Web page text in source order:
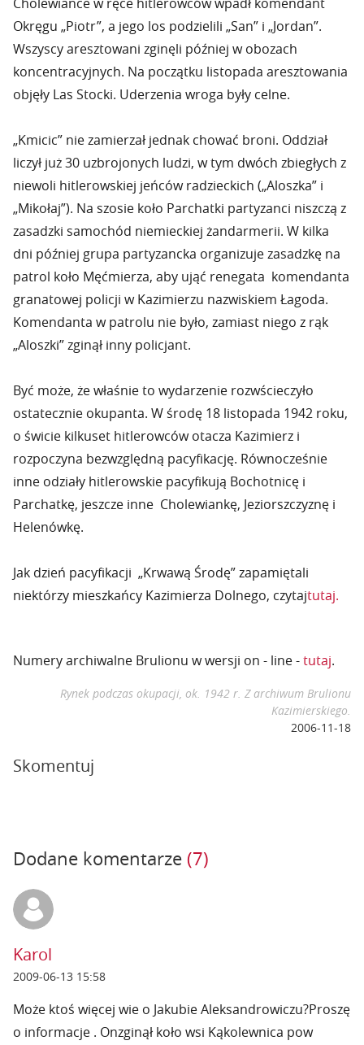
Okręgu „Piotr”, a jego los podzielili „San” i „Jordan”.
Wszyscy aresztowani zginęli później w obozach
koncentracyjnych. Na początku listopada aresztowania
objęły Las Stocki. Uderzenia wroga były celne.
„Kmicic” nie zamierzał jednak chować broni. Oddział
liczył już 30 uzbrojonych ludzi, w tym dwóch zbiegłych z
niewoli hitlerowskiej jeńców radzieckich („Aloszka” i
„Mikołaj”). Na szosie koło Parchatki partyzanci niszczą z
zasadzki samochód niemieckiej żandarmerii. W kilka
dni później grupa partyzancka organizuje zasadzkę na
patrol koło Męćmierza, aby ująć renegata komendanta
granatowej policji w Kazimierzu nazwiskiem Łagoda.
Komendanta w patrolu nie było, zamiast niego z rąk
„Aloszki” zginął inny policjant.
Być może, że właśnie to wydarzenie rozwścieczyło
ostatecznie okupanta. W środę 18 listopada 1942 roku,
o świcie kilkuset hitlerowców otacza Kazimierz i
rozpoczyna bezwzględną pacyfikację. Równocześnie
inne odziały hitlerowskie pacyfikują Bochotnicę i
Parchatkę, jeszcze inne Cholewiankę, Jeziorszczyznę i
Helenówkę.
Jak dzień pacyfikacji „Krwawą Środę” zapamiętali
niektórzy mieszkańcy Kazimierza Dolnego, czytajtutaj.
Numery archiwalne Brulionu w wersji on - line -tutaj.
Rynek podczas okupacji, ok. 1942 r. Z archiwum Brulionu
Kazimierskiego.
2006-11-18
Skomentuj
Dodane komentarze (7)
Karol
2009-06-13 15:58
Może ktoś więcej wie o Jakubie Aleksandrowiczu?Proszę
o informacje . Onzginął koło wsi Kąkolewnica pow